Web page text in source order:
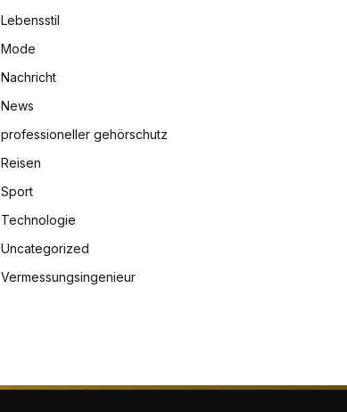
Lebensstil
Mode
Nachricht
News
professioneller gehörschutz
Reisen
Sport
Technologie
Uncategorized
Vermessungsingenieur